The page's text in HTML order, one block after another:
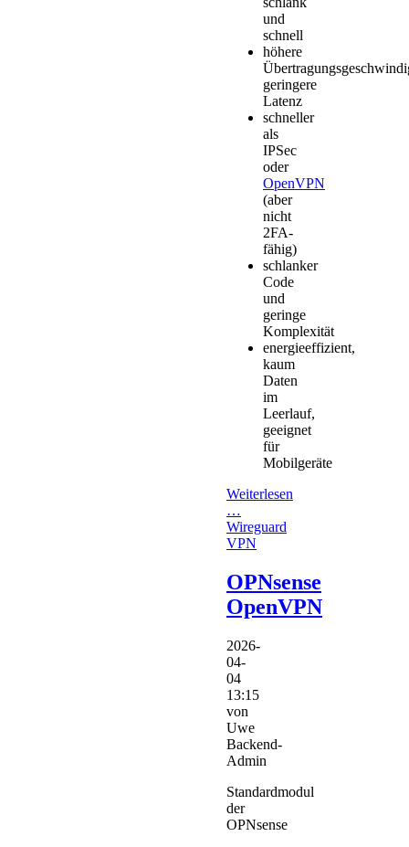
und
schnell
höhere
geringere
Latenz
schneller
als
IPSec
oder
OpenVPN
(aber
nicht
2FA-
fähig)
schlanker
Code
und
geringe
Komplexität
energieeffizient,
kaum
Daten
im
Leerlauf,
geeignet
für
Mobilgeräte
Weiterlesen
…
Wireguard
VPN
OPNsense
OpenVPN
2026-
04-
04
13:15
von
Uwe
Backend-
Admin
Standardmodul
der
OPNsense